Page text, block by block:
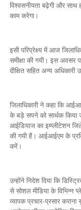
विश्वसनीयता बढ़ेगी और साथ
काम करेगा।
इसी परिप्रेक्ष्य में आज
समीक्षा की गयी। इस अवसर
दीक्षित सहित अन्य अधिकारी
जिलाधिकारी ने कहा कि
के बड़े सपने को सार्थक किया
आईडियाज का इम्प्लीटेशन
की गयी है। आईआईएम के
करें।
उन्होंने निदेश दिया कि
से सोशल मीडिया के विभिन्न
व्यापक प्रचार-प्रसार